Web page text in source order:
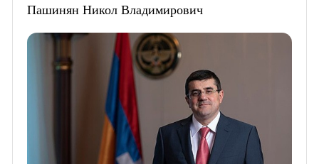
Пашинян Никол Владимирович